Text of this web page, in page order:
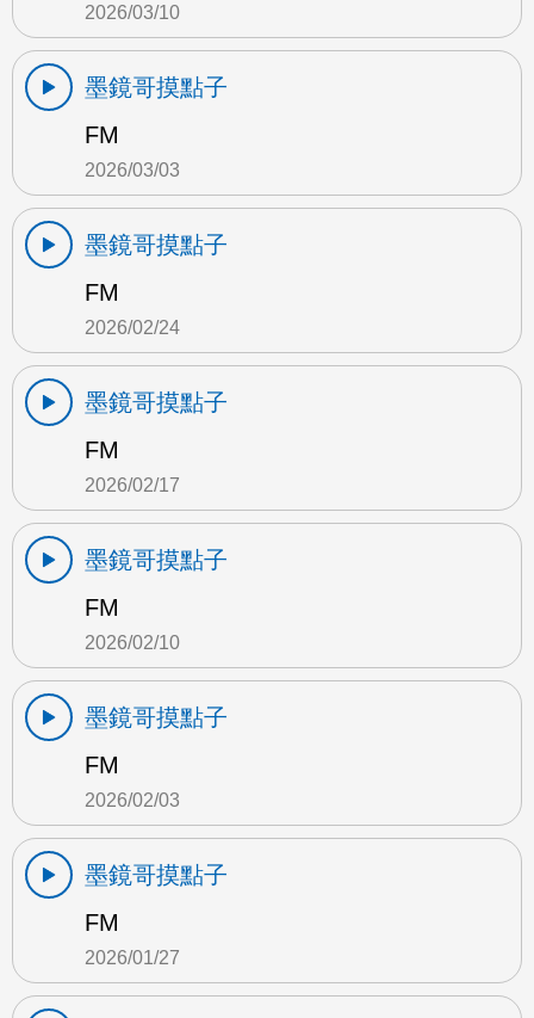
2026/03/10
墨鏡哥摸點子
FM
2026/03/03
墨鏡哥摸點子
FM
2026/02/24
墨鏡哥摸點子
FM
2026/02/17
墨鏡哥摸點子
FM
2026/02/10
墨鏡哥摸點子
FM
2026/02/03
墨鏡哥摸點子
FM
2026/01/27